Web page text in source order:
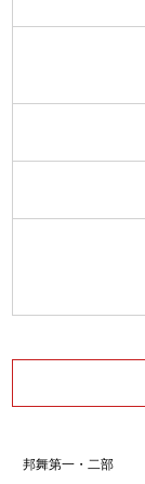
邦舞第一・二部